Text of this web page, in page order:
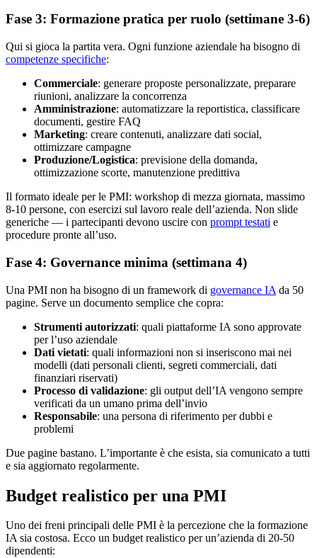
Fase 3: Formazione pratica per ruolo (settimane 3-6)
Qui si gioca la partita vera. Ogni funzione aziendale ha bisogno di
competenze specifiche:
Commerciale: generare proposte personalizzate, preparare
riunioni, analizzare la concorrenza
Amministrazione: automatizzare la reportistica, classificare
documenti, gestire FAQ
Marketing: creare contenuti, analizzare dati social,
ottimizzare campagne
Produzione/Logistica: previsione della domanda,
ottimizzazione scorte, manutenzione predittiva
Il formato ideale per le PMI: workshop di mezza giornata, massimo
8-10 persone, con esercizi sul lavoro reale dell’azienda. Non slide
generiche — i partecipanti devono uscire con prompt testati e
procedure pronte all’uso.
Fase 4: Governance minima (settimana 4)
Una PMI non ha bisogno di un framework di governance IA da 50
pagine. Serve un documento semplice che copra:
Strumenti autorizzati: quali piattaforme IA sono approvate
per l’uso aziendale
Dati vietati: quali informazioni non si inseriscono mai nei
modelli (dati personali clienti, segreti commerciali, dati
finanziari riservati)
Processo di validazione: gli output dell’IA vengono sempre
verificati da un umano prima dell’invio
Responsabile: una persona di riferimento per dubbi e
problemi
Due pagine bastano. L’importante è che esista, sia comunicato a tutti
e sia aggiornato regolarmente.
Budget realistico per una PMI
Uno dei freni principali delle PMI è la percezione che la formazione
IA sia costosa. Ecco un budget realistico per un’azienda di 20-50
dipendenti: